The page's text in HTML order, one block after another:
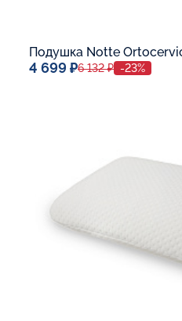
Подушка Notte
4 699 ₽6 132 ₽ -23%